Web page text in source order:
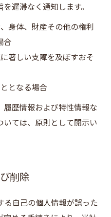
遅滞なく通知します。
身体、財産その他の権利
合
著しい支障を及ぼすおそ
となる場合
履歴情報および特性情報な
いては、原則として開示い
削除
る自己の個人情報が誤った